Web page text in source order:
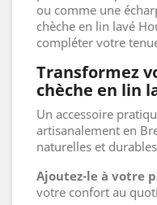
ou comme une
chèche en lin lavé
compléter votre
Transformez
chèche en lin
Un accessoire
artisanalement en
naturelles et
Ajoutez-le à votre
votre confort au